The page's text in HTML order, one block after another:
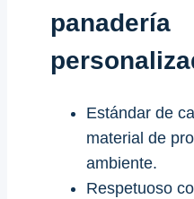
panadería
Estándar de
material de
ambiente.
Respetuoso